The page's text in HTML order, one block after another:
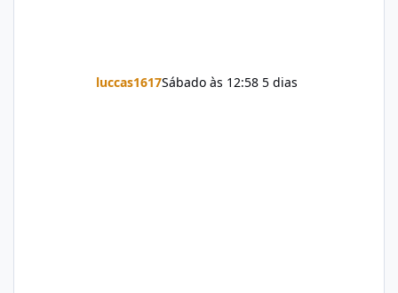
luccas1617Sábado às 12:58 5 dias